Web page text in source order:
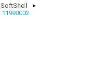
►
11990002